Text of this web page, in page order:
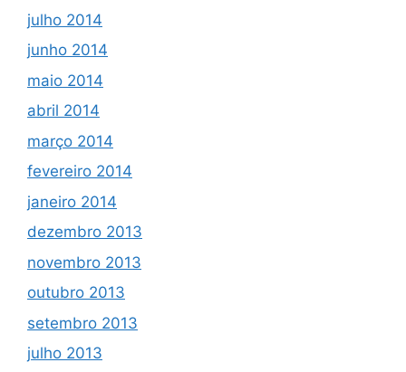
julho 2014
junho 2014
maio 2014
abril 2014
março 2014
fevereiro 2014
janeiro 2014
dezembro 2013
novembro 2013
outubro 2013
setembro 2013
julho 2013